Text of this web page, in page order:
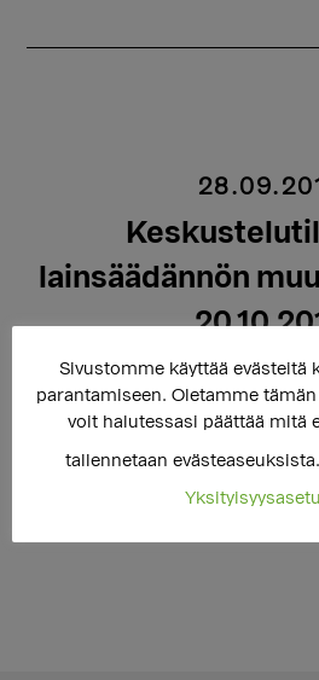
lainsäädännön
Trasek järjestää
tärkeän lainsäädännön
Sivustomme käyttää evästeitä
parantamiseen. Oletamme
voit halutessasi päättää mitä
tallennetaan evästeaseuksista.